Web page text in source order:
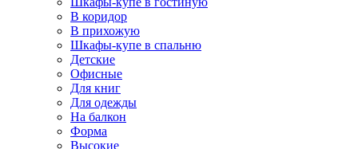
В коридор
В прихожую
Шкафы-купе в спальню
Детские
Офисные
Для книг
Для одежды
На балкон
Форма
Высокие